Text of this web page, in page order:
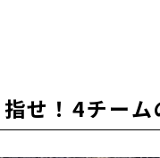
せ！4チー